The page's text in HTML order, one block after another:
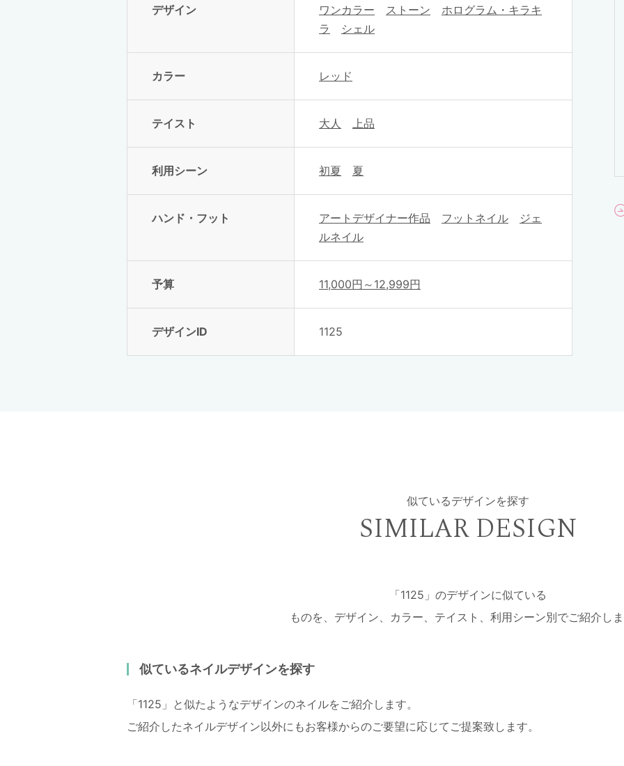
デザイン ワンカラー ストーン
ホログラム・キラキ
ラ
シェル
カラー レッド
テイスト 大人 上品
利用シーン 初夏 夏
ハンド・フット アートデザイナー作品 フットネイル
ジェ
ルネイル
予算 11,000円～12,999円
デザインID 1125
似ているデザインを探す
SIMILAR DESIGN
「1125」のデザインに似ている
ものを、デザイン、カラー、テイスト、利用シーン別でご紹介し
似ているネイルデザインを探す
「1125」と似たようなデザインのネイルをご紹介します。
ご紹介したネイルデザイン以外にもお客様からのご要望に応じてご提案致します。